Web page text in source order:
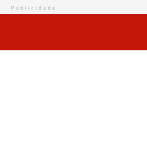
Publicidade